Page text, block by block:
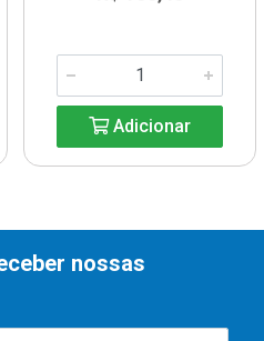
Adicionar
nossas